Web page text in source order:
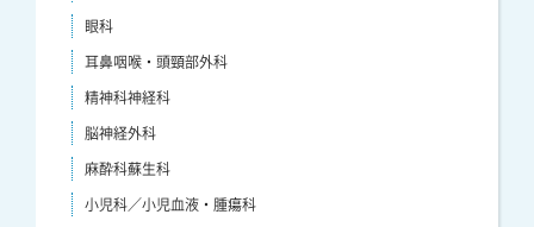
眼科
耳鼻咽喉・頭頸部外科
精神科神経科
脳神経外科
麻酔科蘇生科
小児科／小児血液・腫瘍科